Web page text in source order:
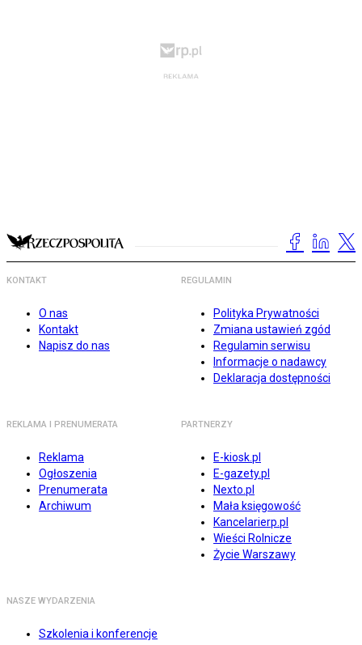
KONTAKT
O nas
Kontakt
Napisz do nas
REGULAMIN
Polityka Prywatności
Zmiana ustawień zgód
Regulamin serwisu
Informacje o nadawcy
Deklaracja dostępności
REKLAMA I PRENUMERATA
Reklama
Ogłoszenia
Prenumerata
Archiwum
PARTNERZY
E-kiosk.pl
E-gazety.pl
Nexto.pl
Mała księgowość
Kancelarierp.pl
Wieści Rolnicze
Życie Warszawy
NASZE WYDARZENIA
Szkolenia i konferencje